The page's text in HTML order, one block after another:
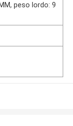
peso lordo: 9